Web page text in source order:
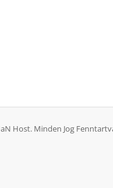
Host. Minden Jog